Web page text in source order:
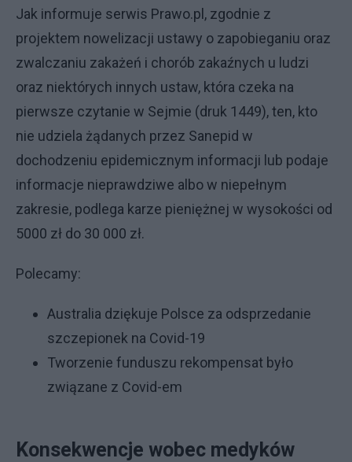
Jak informuje serwis Prawo.pl, zgodnie z
projektem nowelizacji ustawy o zapobieganiu oraz
zwalczaniu zakażeń i chorób zakaźnych u ludzi
oraz niektórych innych ustaw, która czeka na
pierwsze czytanie w Sejmie (druk 1449), ten, kto
nie udziela żądanych przez Sanepid w
dochodzeniu epidemicznym informacji lub podaje
informacje nieprawdziwe albo w niepełnym
zakresie, podlega karze pieniężnej w wysokości od
5000 zł do 30 000 zł.
Polecamy:
Australia dziękuje Polsce za odsprzedanie
szczepionek na Covid-19
Tworzenie funduszu rekompensat było
związane z Covid-em
Konsekwencje wobec medyków